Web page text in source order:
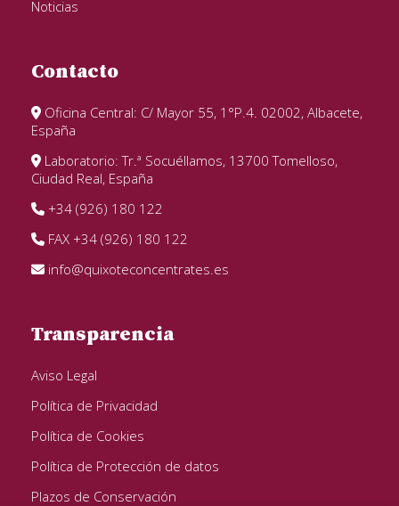
Noticias
Contacto
Oficina Central: C/ Mayor 55, 1°P.4. 02002, Albacete,
España
Laboratorio: Tr.ª Socuéllamos, 13700 Tomelloso,
Ciudad Real, España
+34 (926) 180 122
FAX +34 (926) 180 122
info@quixoteconcentrates.es
Transparencia
Aviso Legal
Política de Privacidad
Política de Cookies
Política de Protección de datos
Plazos de Conservación